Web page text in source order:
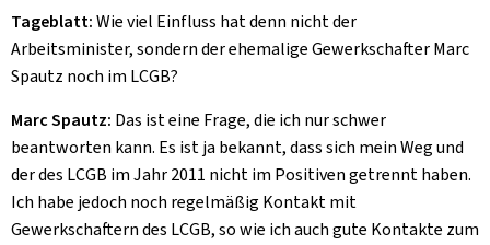
Tageblatt:Wie viel Einfluss hat denn nicht der
Arbeitsminister, sondern der ehemalige Gewerkschafter Marc
Spautz noch im LCGB?
Marc Spautz: Das ist eine Frage, die ich nur schwer
beantworten kann. Es ist ja bekannt, dass sich mein Weg und
der des LCGB im Jahr 2011 nicht im Positiven getrennt haben.
Ich habe jedoch noch regelmäßig Kontakt mit
Gewerkschaftern des LCGB, so wie ich auch gute Kontakte zum